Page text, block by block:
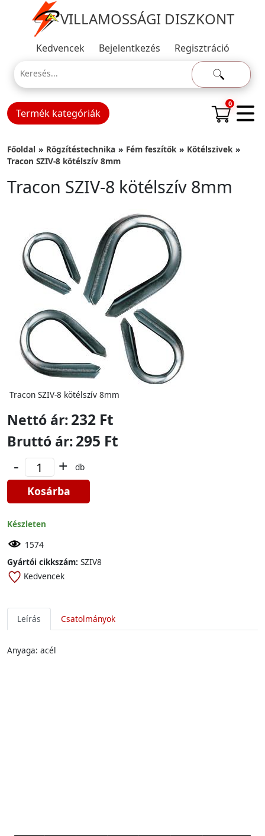
VILLAMOSSÁGI DISZKONT
Kedvencek Bejelentkezés Regisztráció
Termék kategóriák
0
Főoldal Rögzítéstechnika Fém feszítők
Kötélszivek
Tracon SZIV-8 kötélszív 8mm
Tracon SZIV-8 kötélszív 8mm
Tracon SZIV-8 kötélszív 8mm
Nettó ár:232 Ft
Bruttó ár:295 Ft
- + db
Kosárba
Készleten
1574
Gyártói cikkszám: SZIV8
Kedvencek
Leírás Csatolmányok
Anyaga: acél